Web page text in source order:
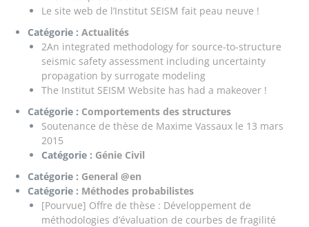
Le site web de l’Institut SEISM fait peau neuve !
Catégorie : Actualités
2An integrated methodology for source-to-structure
seismic safety assessment including uncertainty
propagation by surrogate modeling
The Institut SEISM Website has had a makeover !
Catégorie : Comportements des structures
Soutenance de thèse de Maxime Vassaux le 13 mars
2015
Catégorie : Génie Civil
Catégorie : General @en
Catégorie : Méthodes probabilistes
[Pourvue] Offre de thèse : Développement de
méthodologies d’évaluation de courbes de fragilité